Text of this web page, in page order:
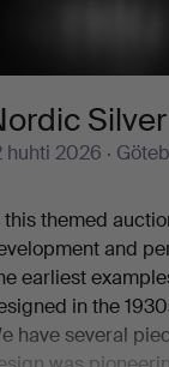
huhti 2026 ·
this themed
and
earliest
in the
have several